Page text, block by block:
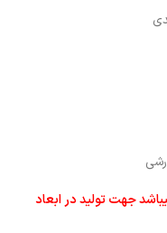
درج شده بر اساس ابعاد 70*180 میباشد جهت تولید در ابعاد